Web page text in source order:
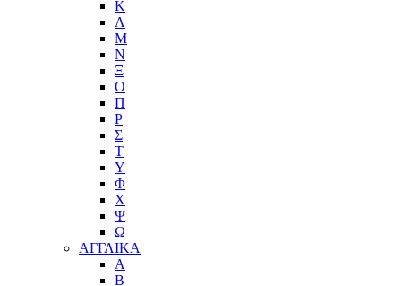
Κ
Λ
Μ
Ν
Ξ
Ο
Π
Ρ
Σ
Τ
Υ
Φ
Χ
Ψ
Ω
ΑΓΓΛΙΚΑ
A
B